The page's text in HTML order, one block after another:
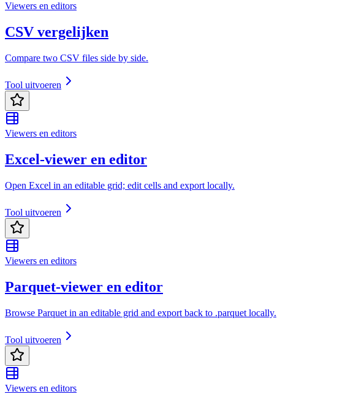
Viewers en editors
CSV vergelijken
Compare two CSV files side by side.
Tool uitvoeren
Viewers en editors
Excel-viewer en editor
Open Excel in an editable grid; edit cells and export locally.
Tool uitvoeren
Viewers en editors
Parquet-viewer en editor
Browse Parquet in an editable grid and export back to .parquet locally.
Tool uitvoeren
Viewers en editors